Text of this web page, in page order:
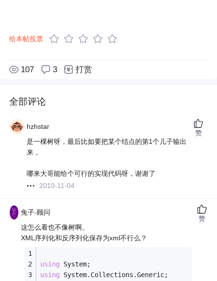
给本帖投票
107 3 打赏
全部评论
hzhstar
是一棵树呀，最后比如要把某个结点的第1个儿子输出
来，
哪来大哥能给个可行的实现代码呀，谢谢了
2010-11-04
赞
兔子-顾问
这怎么看也不像树啊。
XML序列化和反序列化保存为xml不行么？
using System;
using System.Collections.Generic;
赞